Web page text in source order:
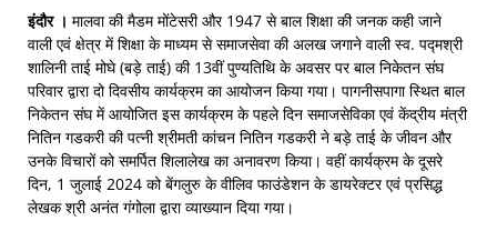
इंदौर । मालवा की मैडम मोंटेसरी और 1947 से बाल शिक्षा की जनक कही जाने
वाली एवं क्षेत्र में शिक्षा के माध्यम से समाजसेवा की अलख जगाने वाली स्व. पद्मश्री
शालिनी ताई मोघे (बड़े ताई) की 13वीं पुण्यतिथि के अवसर पर बाल निकेतन संघ
परिवार द्वारा दो दिवसीय कार्यक्रम का आयोजन किया गया। पागनीसपागा स्थित बाल
निकेतन संघ में आयोजित इस कार्यक्रम के पहले दिन समाजसेविका एवं केंद्रीय मंत्री
नितिन गडकरी की पत्नी श्रीमती कांचन नितिन गडकरी ने बड़े ताई के जीवन और
उनके विचारों को समर्पित शिलालेख का अनावरण किया। वहीं कार्यक्रम के दूसरे
दिन, 1 जुलाई 2024 को बेंगलुरु के वीलिव फाउंडेशन के डायरेक्टर एवं प्रसिद्ध
लेखक श्री अनंत गंगोला द्वारा व्याख्यान दिया गया।